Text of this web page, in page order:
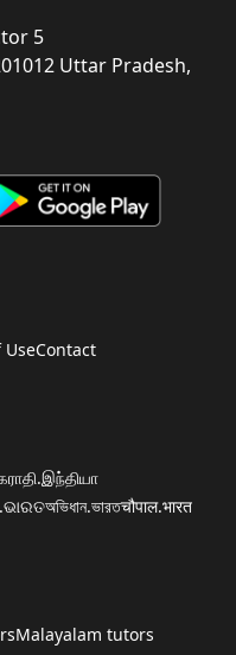
5
Uttar Pradesh,
UseContact
অভিধান.ভারতचौपाल.भारत
Malayalam tutors